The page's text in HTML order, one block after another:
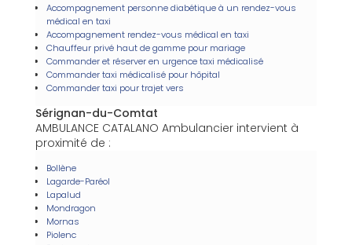
Accompagnement personne diabétique à un rendez-vous
médical en taxi
Accompagnement rendez-vous médical en taxi
Chauffeur privé haut de gamme pour mariage
Commander et réserver en urgence taxi médicalisé
Commander taxi médicalisé pour hôpital
Commander taxi pour trajet vers
Sérignan-du-Comtat
AMBULANCE CATALANO Ambulancier intervient à
proximité de :
Bollène
Lagarde-Paréol
Lapalud
Mondragon
Mornas
Piolenc